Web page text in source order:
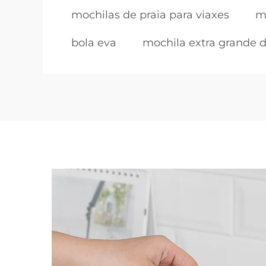
mochilas de praia para viaxes
bola eva mochila extra grande